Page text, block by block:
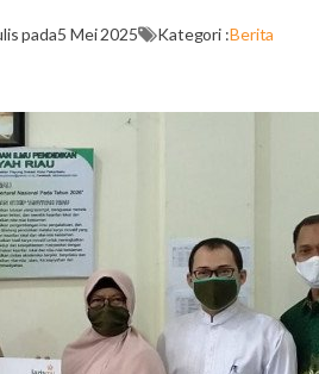
pada5 Mei 2025 Kategori :Berita